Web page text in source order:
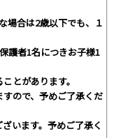
場合は2歳以下でも、１
護者1名につきお子様1
とがあります。
ので、予めご了承くだ
います。予めご了承く